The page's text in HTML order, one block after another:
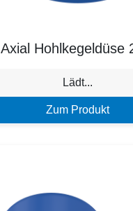
Axial Hohlkegeldüse
Lädt...
Zum Produkt